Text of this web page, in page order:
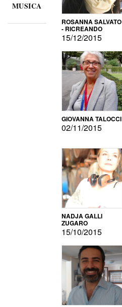
MUSICA
ROSANNA SALVATO
- RICREANDO
15/12/2015
GIOVANNA TALOCCI
02/11/2015
NADJA GALLI
ZUGARO
15/10/2015